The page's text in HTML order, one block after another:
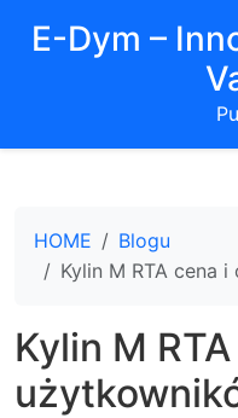
E-Dym –
HOME
Blogu
Kylin M RTA cena
Kylin M